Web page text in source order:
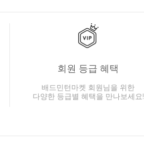
회원 등급 혜택
배드민턴마켓 회원님을 위한
다양한 등급별 혜택을 만나보세요!